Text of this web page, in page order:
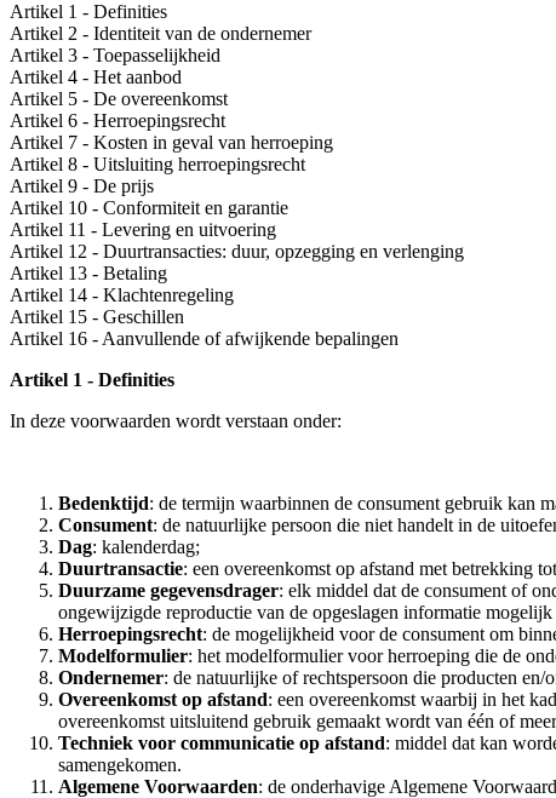
Artikel 1 - Definities
Artikel 2 - Identiteit van de ondernemer
Artikel 3 - Toepasselijkheid
Artikel 4 - Het aanbod
Artikel 5 - De overeenkomst
Artikel 6 - Herroepingsrecht
Artikel 7 - Kosten in geval van herroeping
Artikel 8 - Uitsluiting herroepingsrecht
Artikel 9 - De prijs
Artikel 10 - Conformiteit en garantie
Artikel 11 - Levering en uitvoering
Artikel 12 - Duurtransacties: duur, opzegging en verlenging
Artikel 13 - Betaling
Artikel 14 - Klachtenregeling
Artikel 15 - Geschillen
Artikel 16 - Aanvullende of afwijkende bepalingen
Artikel 1 - Definities
In deze voorwaarden wordt verstaan onder:
Bedenktijd: de termijn waarbinnen de consument gebruik kan
Consument: de natuurlijke persoon die niet handelt in de
Dag: kalenderdag;
Duurtransactie: een overeenkomst op afstand met betrekking
Duurzame gegevensdrager: elk middel dat de consument of
ongewijzigde reproductie van de opgeslagen informatie mogelijk
Herroepingsrecht: de mogelijkheid voor de consument om
Modelformulier: het modelformulier voor herroeping die de
Ondernemer: de natuurlijke of rechtspersoon die producten en/
Overeenkomst op afstand: een overeenkomst waarbij in het
overeenkomst uitsluitend gebruik gemaakt wordt van één of
Techniek voor communicatie op afstand: middel dat kan
samengekomen.
Algemene Voorwaarden: de onderhavige Algemene